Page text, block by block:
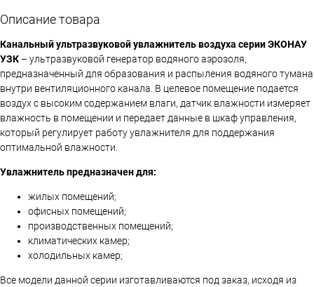
Описание товара
Канальный ультразвуковой увлажнитель воздуха серии ЭКОНАУ
УЗК – ультразвуковой генератор водяного аэрозоля,
предназначенный для образования и распыления водяного тумана
внутри вентиляционного канала. В целевое помещение подается
воздух с высоким содержанием влаги, датчик влажности измеряет
влажность в помещении и передает данные в шкаф управления,
который регулирует работу увлажнителя для поддержания
оптимальной влажности.
Увлажнитель предназначен для:
жилых помещений;
офисных помещений;
производственных помещений;
климатических камер;
холодильных камер;
Все модели данной серии изготавливаются под заказ, исходя из